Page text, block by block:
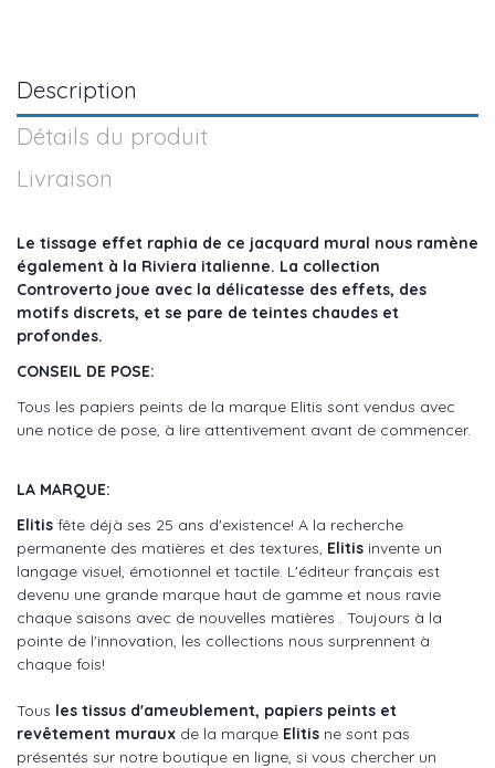
Description
Détails du produit
Livraison
Le tissage effet raphia de ce jacquard mural nous ramène
également à la Riviera italienne. La collection
Controverto joue avec la délicatesse des effets, des
motifs discrets, et se pare de teintes chaudes et
profondes.
CONSEIL DE POSE:
Tous les papiers peints de la marque Elitis sont vendus avec
une notice de pose, à lire attentivement avant de commencer.
LA MARQUE:
Elitis fête déjà ses 25 ans d'existence! A la recherche
permanente des matières et des textures, Elitis invente un
langage visuel, émotionnel et tactile. L'éditeur français est
devenu une grande marque haut de gamme et nous ravie
chaque saisons avec de nouvelles matières . Toujours à la
pointe de l'innovation, les collections nous surprennent à
chaque fois!
Tous les tissus d'ameublement, papiers peints et
revêtement muraux de la marque Elitis ne sont pas
présentés sur notre boutique en ligne, si vous chercher un